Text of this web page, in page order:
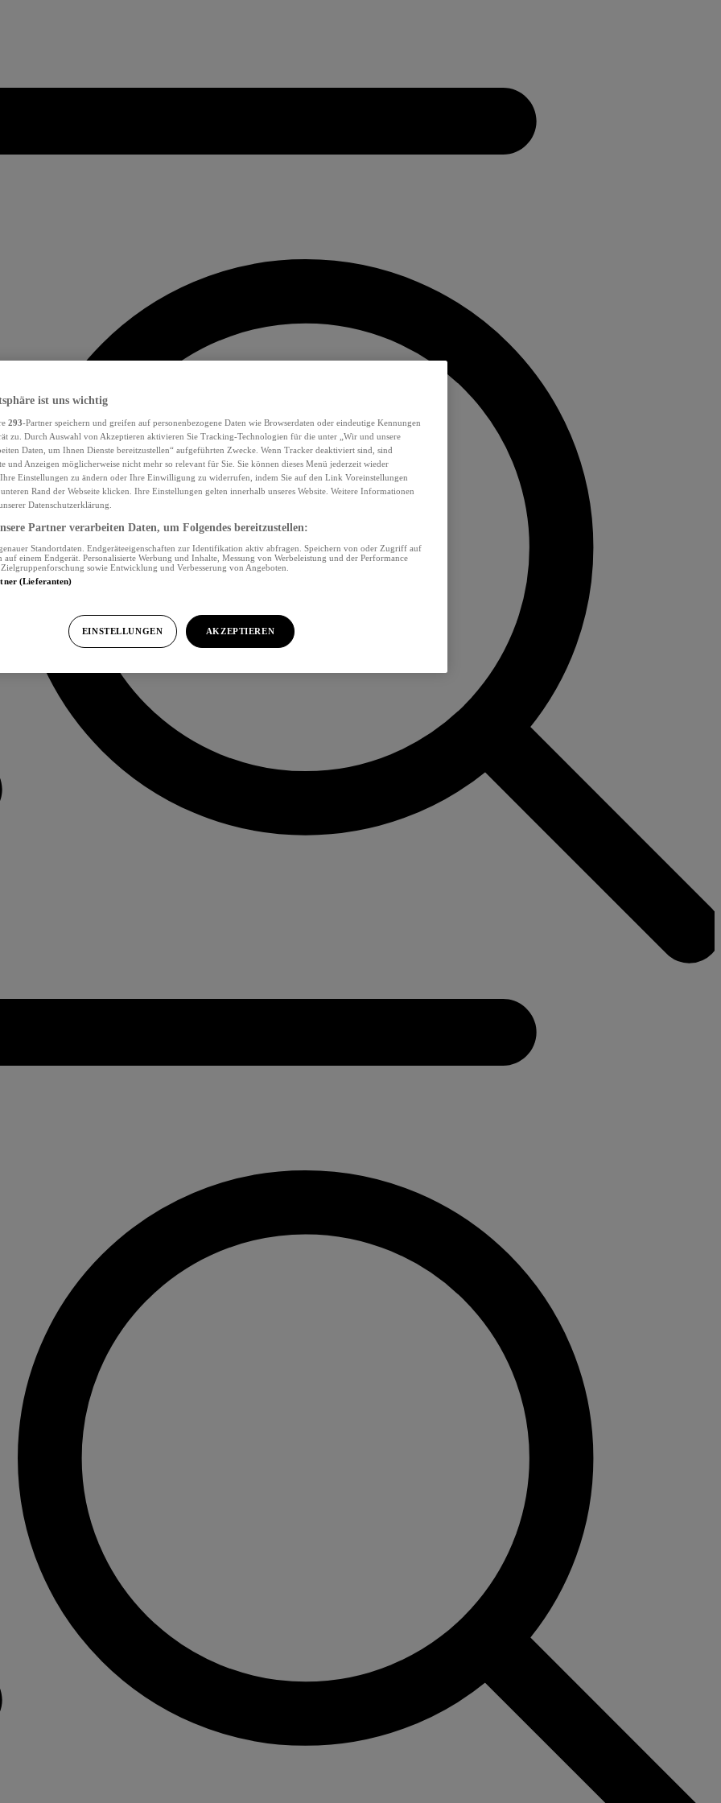
ist uns wichtig
293-Partner speichern und greifen auf personenbezogene Daten wie Browserdaten oder eindeutige Kennungen
zu. Durch Auswahl von Akzeptieren aktivieren Sie Tracking-Technologien für die unter „Wir und unsere
Daten, um Ihnen Dienste bereitzustellen“ aufgeführten Zwecke. Wenn Tracker deaktiviert sind, sind
und Anzeigen möglicherweise nicht mehr so relevant für Sie. Sie können dieses Menü jederzeit wieder
Einstellungen zu ändern oder Ihre Einwilligung zu widerrufen, indem Sie auf den Link Voreinstellungen
Rand der Webseite klicken. Ihre Einstellungen gelten innerhalb unseres Website. Weitere Informationen
Datenschutzerklärung.
Partner verarbeiten Daten, um Folgendes bereitzustellen:
Standortdaten. Endgeräteeigenschaften zur Identifikation aktiv abfragen. Speichern von oder Zugriff auf
einem Endgerät. Personalisierte Werbung und Inhalte, Messung von Werbeleistung und der Performance
sowie Entwicklung und Verbesserung von Angeboten.
(Lieferanten)
EINSTELLUNGEN AKZEPTIEREN